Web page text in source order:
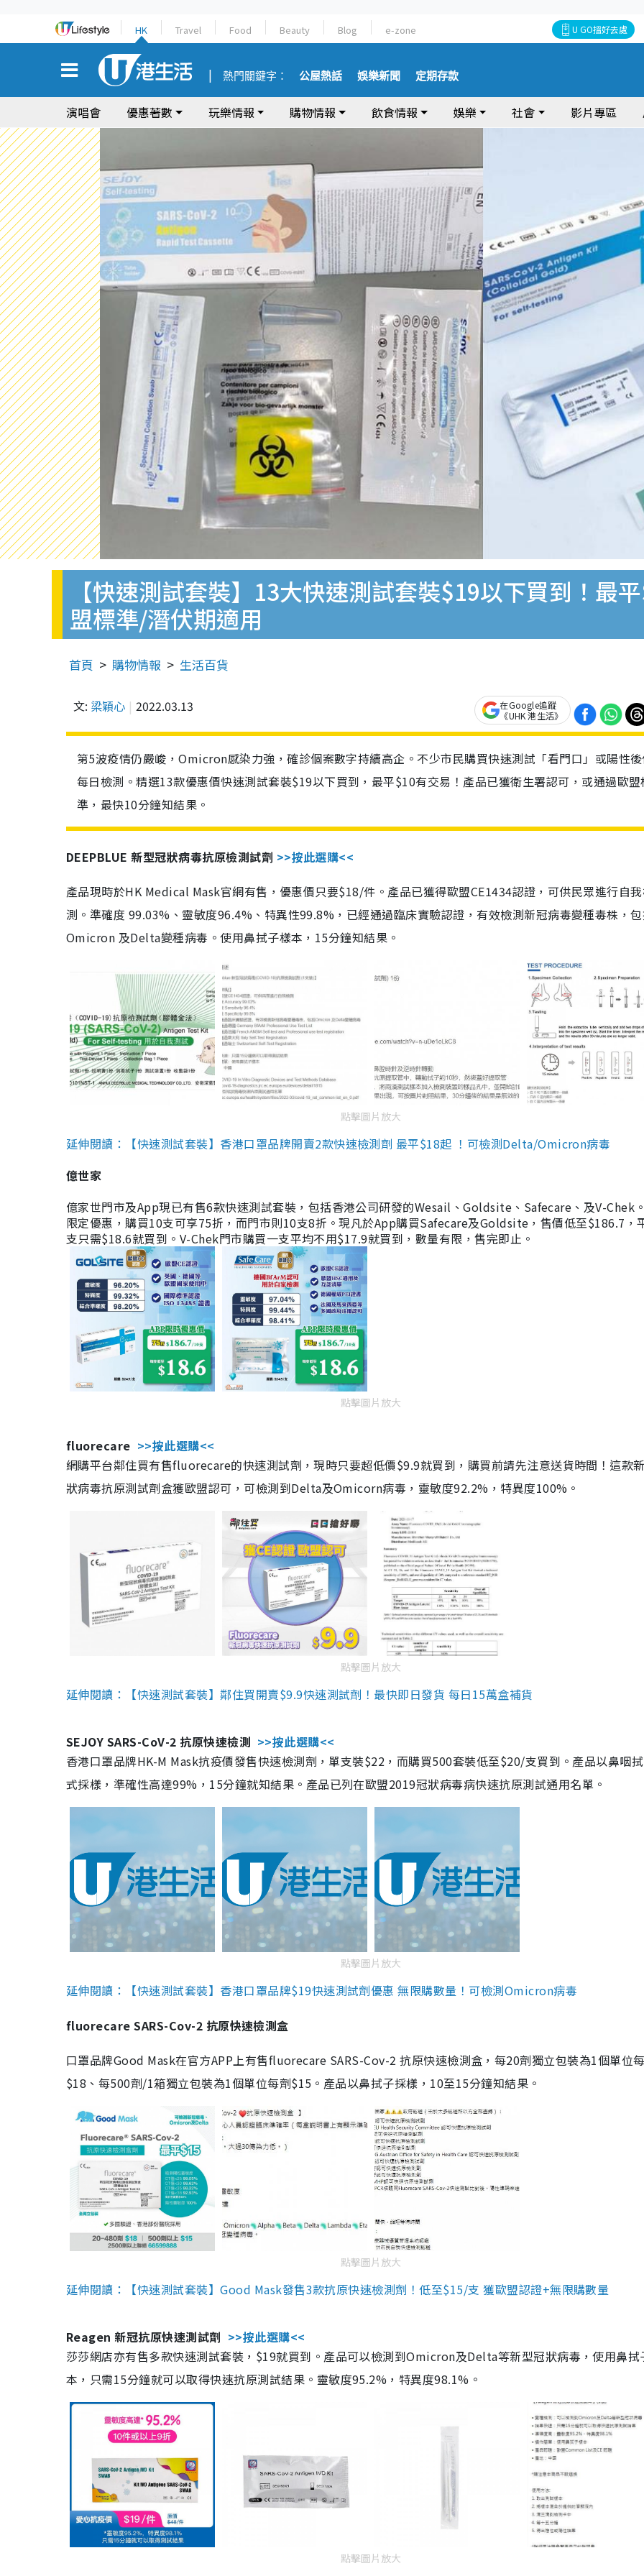
HK Travel Food Beauty Blog e-zone U GO搵好去處
熱門關鍵字： 公屋熱話 娛樂新聞 定期存款
演唱會 優惠著數 玩樂情報 購物情報 飲食情報 娛樂 社會 影片專區
【快速測試套裝】13大快速測試套裝$19以下買到！最
盟標準/潛伏期適用
首頁 購物情報 生活百貨
文: 梁穎心 2022.03.13
在Google追蹤
《UHK 港生活》
第5波疫情仍嚴峻，Omicron感染力強，確診個案數字持續高企。不少市民購買快速測試「看門口」或陽性
每日檢測。精選13款優惠價快速測試套裝$19以下買到，最平$10有交易！產品已獲衛生署認可，或通過歐盟
準，最快10分鐘知結果。
DEEPBLUE 新型冠狀病毒抗原檢測試劑 >>按此選購<<
產品現時於HK Medical Mask官網有售，優惠價只要$18/件。產品已獲得歐盟CE1434認證，可供民眾進行自
測。準確度 99.03%、靈敏度96.4%、特異性99.8%，已經通過臨床實驗認證，有效檢測新冠病毒變種毒株，
Omicron 及Delta變種病毒。使用鼻拭子樣本，15分鐘知結果。
點擊圖片放大
延伸閱讀：【快速測試套裝】香港口罩品牌開賣2款快速檢測劑 最平$18起 ！可檢測Delta/Omicron病毒
億世家
億家世門市及App現已有售6款快速測試套裝，包括香港公司研發的Wesail、Goldsite、Safecare、及V-Chek
限定優惠，購買10支可享75折，而門市則10支8折。現凡於App購買Safecare及Goldsite，售價低至$186.7，
支只需$18.6就買到。V-Chek門市購買一支平均不用$17.9就買到，數量有限，售完即止。
點擊圖片放大
fluorecare >>按此選購<<
網購平台鄰住買有售fluorecare的快速測試劑，現時只要超低價$9.9就買到，購買前請先注意送貨時間！這款
狀病毒抗原測試劑盒獲歐盟認可，可檢測到Delta及Omicorn病毒，靈敏度92.2%，特異度100%。
點擊圖片放大
延伸閱讀：【快速測試套裝】鄰住買開賣$9.9快速測試劑！最快即日發貨 每日15萬盒補貨
SEJOY SARS-CoV-2 抗原快速檢測 >>按此選購<<
香港口罩品牌HK-M Mask抗疫價發售快速檢測劑，單支裝$22，而購買500套裝低至$20/支買到。產品以鼻咽
式採樣，準確性高達99%，15分鐘就知結果。產品已列在歐盟2019冠狀病毒病快速抗原測試通用名單。
點擊圖片放大
延伸閱讀：【快速測試套裝】香港口罩品牌$19快速測試劑優惠 無限購數量！可檢測Omicron病毒
fluorecare SARS-Cov-2 抗原快速檢測盒
口罩品牌Good Mask在官方APP上有售fluorecare SARS-Cov-2 抗原快速檢測盒，每20劑獨立包裝為1個單位
$18、每500劑/1箱獨立包裝為1個單位每劑$15。產品以鼻拭子採樣，10至15分鐘知結果。
點擊圖片放大
延伸閱讀：【快速測試套裝】Good Mask發售3款抗原快速檢測劑！低至$15/支 獲歐盟認證+無限購數量
Reagen 新冠抗原快速測試劑 >>按此選購<<
莎莎網店亦有售多款快速測試套裝，$19就買到。產品可以檢測到Omicron及Delta等新型冠狀病毒，使用鼻拭
本，只需15分鐘就可以取得快速抗原測試結果。靈敏度95.2%，特異度98.1%。
點擊圖片放大